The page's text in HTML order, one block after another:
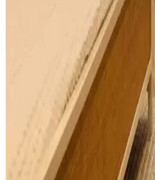
Yaşlanan köpeklerin eklem
kaymaz, canlı renklerde ve
ayrıca rampa ve basamak gibi
Plaj Evlerinde Misafir
Fonksiyonellik Öne
Plaj evlerinde misafir odası
depolama ve dekorasyon
Misafirlerin rahatlığı için pratik